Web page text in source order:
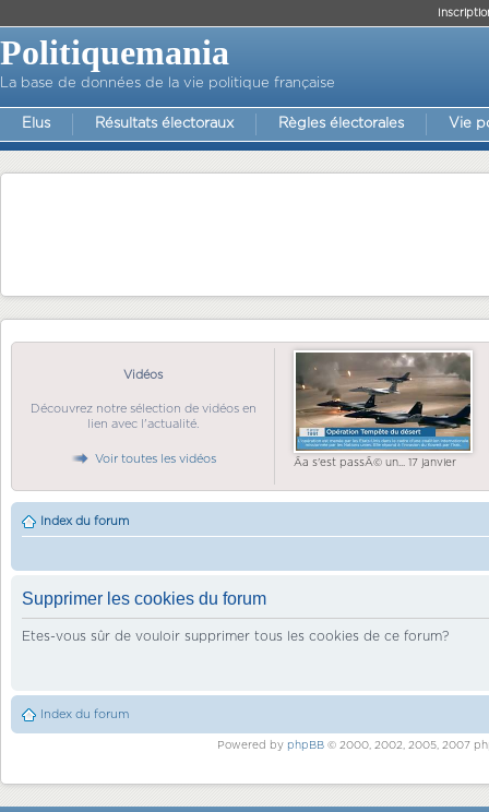
Politiquemania
La base de données de la vie politique française
Elus Résultats électoraux Règles électorales Vie
Vidéos
Découvrez notre sélection de vidéos en
lien avec l'actualité.
Voir toutes les vidéos Ãa s'est passÃ© un... 17 janvier
Index du forum
Supprimer les cookies du forum
Etes-vous sûr de vouloir supprimer tous les cookies de ce forum?
Index du forum
Powered by phpBB© 2000, 2002, 2005, 2007